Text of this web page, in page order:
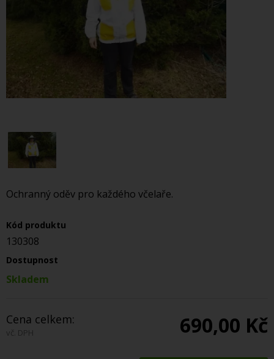
Ochranný oděv pro každého včelaře.
Kód produktu
130308
Dostupnost
Skladem
Cena celkem:
vč. DPH 690,00 Kč